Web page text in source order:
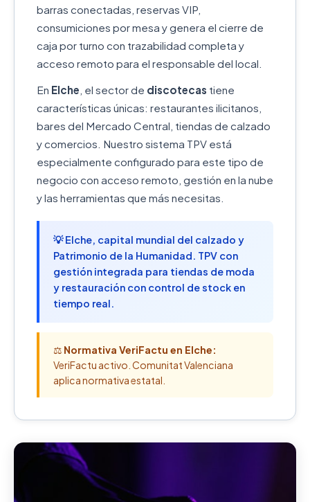
barras conectadas, reservas VIP,
consumiciones por mesa y genera el cierre de
caja por turno con trazabilidad completa y
acceso remoto para el responsable del local.
En Elche , el sector de discotecas tiene
características únicas: restaurantes ilicitanos,
bares del Mercado Central, tiendas de calzado
y comercios. Nuestro sistema TPV está
especialmente configurado para este tipo de
negocio con acceso remoto, gestión en la nube
y las herramientas que más necesitas.
💡 Elche, capital mundial del calzado y
Patrimonio de la Humanidad. TPV con
gestión integrada para tiendas de moda
y restauración con control de stock en
tiempo real.
⚖️ Normativa VeriFactu en Elche:
VeriFactu activo. Comunitat Valenciana
aplica normativa estatal.